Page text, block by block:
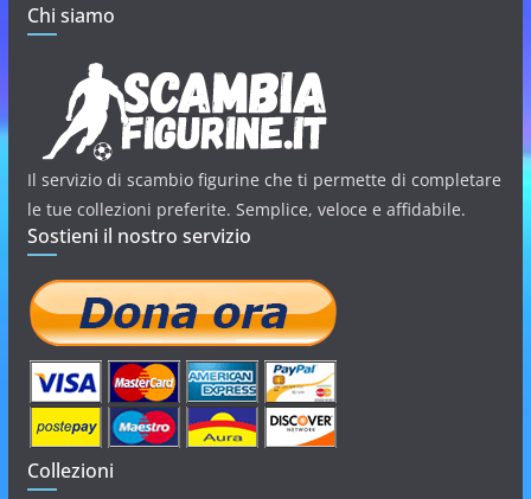
Chi siamo
Il servizio di scambio figurine che ti permette di completare
le tue collezioni preferite. Semplice, veloce e affidabile.
Sostieni il nostro servizio
Collezioni